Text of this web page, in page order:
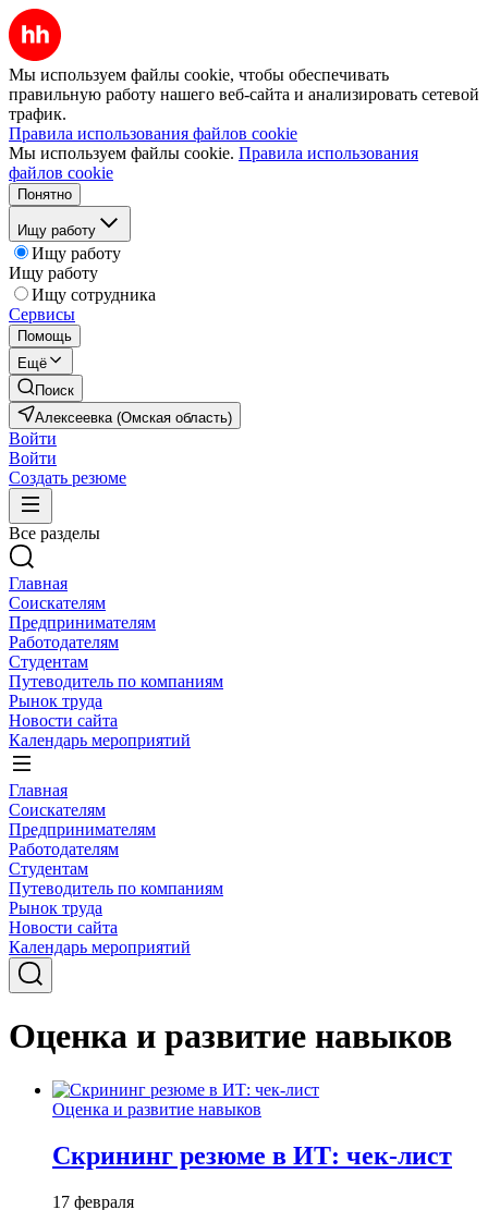
Мы используем файлы cookie, чтобы обеспечивать
правильную работу нашего веб-сайта и анализировать сетевой
трафик.
Правила использования файлов cookie
Мы используем файлы cookie. Правила использования
файлов cookie
Понятно
Ищу работу
Ищу работу
Ищу работу
Ищу сотрудника
Сервисы
Помощь
Ещё
Поиск
Алексеевка (Омская область)
Войти
Войти
Создать резюме
Все разделы
Главная
Соискателям
Предпринимателям
Работодателям
Студентам
Путеводитель по компаниям
Рынок труда
Новости сайта
Календарь мероприятий
Главная
Соискателям
Предпринимателям
Работодателям
Студентам
Путеводитель по компаниям
Рынок труда
Новости сайта
Календарь мероприятий
Оценка и развитие навыков
Оценка и развитие навыков
Скрининг резюме в ИТ: чек-лист
17 февраля